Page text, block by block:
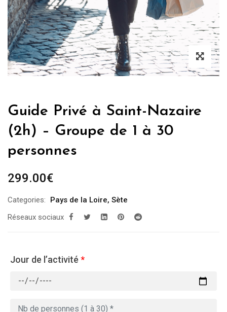
Guide Privé à Saint-Nazaire
(2h) – Groupe de 1 à 30
personnes
299.00€
Categories: Pays de la Loire, Sète
Réseaux sociaux
Jour de l’activité *